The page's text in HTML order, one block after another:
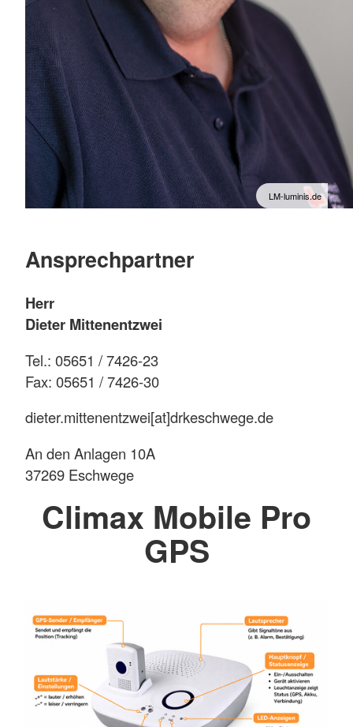
LM-luminis.de
Ansprechpartner
Herr
Dieter Mittenentzwei
Tel.: 05651 / 7426-23
Fax: 05651 / 7426-30
dieter.mittenentzwei[at]drkeschwege.de
An den Anlagen 10A
37269 Eschwege
Climax Mobile Pro
GPS